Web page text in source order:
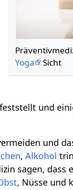
Yoga
Sicht
feststellt und
und
,Alkohol
sagen, dass
, Nüsse und